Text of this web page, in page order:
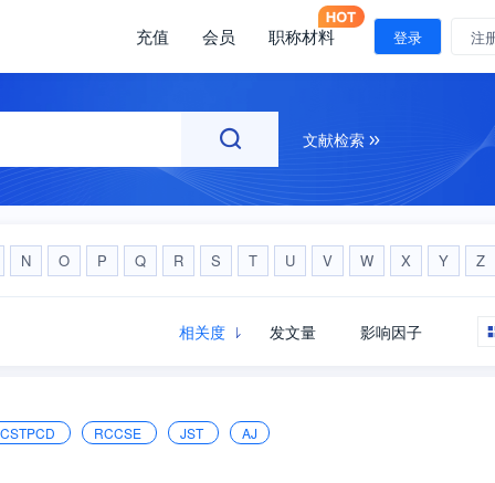
充值 会员 职称材料 登录 注
注册
文献检索
N O P Q R S T U V W X Y Z
相关度 发文量 影响因子
CSTPCD RCCSE JST AJ